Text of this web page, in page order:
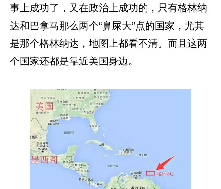
事上成功了，又在政治上成功的，只有格林纳
达和巴拿马那么两个“鼻屎大”点的国家，尤其
是那个格林纳达，地图上都看不清。而且这两
个国家还都是靠近美国身边。